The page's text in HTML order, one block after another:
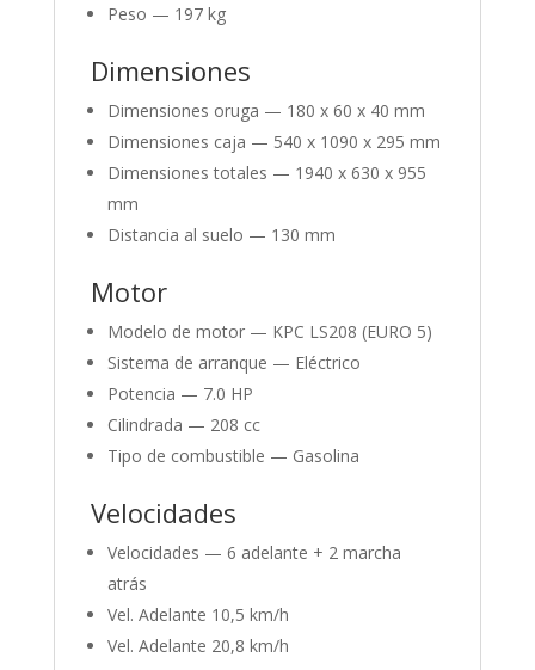
Peso — 197 kg
Dimensiones
Dimensiones oruga — 180 x 60 x 40 mm
Dimensiones caja — 540 x 1090 x 295 mm
Dimensiones totales — 1940 x 630 x 955
mm
Distancia al suelo — 130 mm
Motor
Modelo de motor — KPC LS208 (EURO 5)
Sistema de arranque — Eléctrico
Potencia — 7.0 HP
Cilindrada — 208 cc
Tipo de combustible — Gasolina
Velocidades
Velocidades — 6 adelante + 2 marcha
atrás
Vel. Adelante 1 0,5 km/h
Vel. Adelante 20,8 km/h